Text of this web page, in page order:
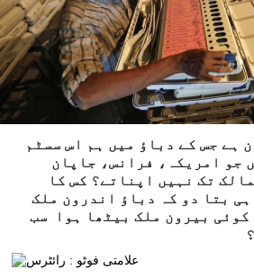
ہے جس کے دباؤ میں ہم اس سسٹم
جو امریکہ، فرانس، جاپان
تک نہیں اپناتے؟ کس کا
بتا دو کہ دباؤ اندرون ملک
بیرون ملک بیٹھا ہوا سب